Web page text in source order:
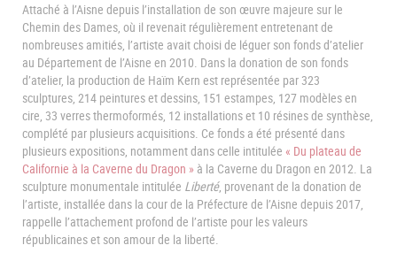
Attaché à l’Aisne depuis l’installation de son œuvre majeure sur le
Chemin des Dames, où il revenait régulièrement entretenant de
nombreuses amitiés, l’artiste avait choisi de léguer son fonds d’atelier
au Département de l’Aisne en 2010. Dans la donation de son fonds
d’atelier, la production de Haïm Kern est représentée par 323
sculptures, 214 peintures et dessins, 151 estampes, 127 modèles en
cire, 33 verres thermoformés, 12 installations et 10 résines de synthèse,
complété par plusieurs acquisitions. Ce fonds a été présenté dans
plusieurs expositions, notamment dans celle intitulée « Du plateau de
Californie à la Caverne du Dragon » à la Caverne du Dragon en 2012. La
sculpture monumentale intitulée Liberté, provenant de la donation de
l’artiste, installée dans la cour de la Préfecture de l’Aisne depuis 2017,
rappelle l’attachement profond de l’artiste pour les valeurs
républicaines et son amour de la liberté.